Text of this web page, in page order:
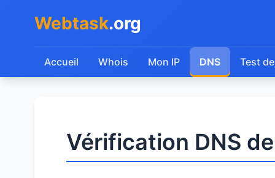
Webtask.org
Accueil Whois Mon IP DNS Test
Vérification DNS